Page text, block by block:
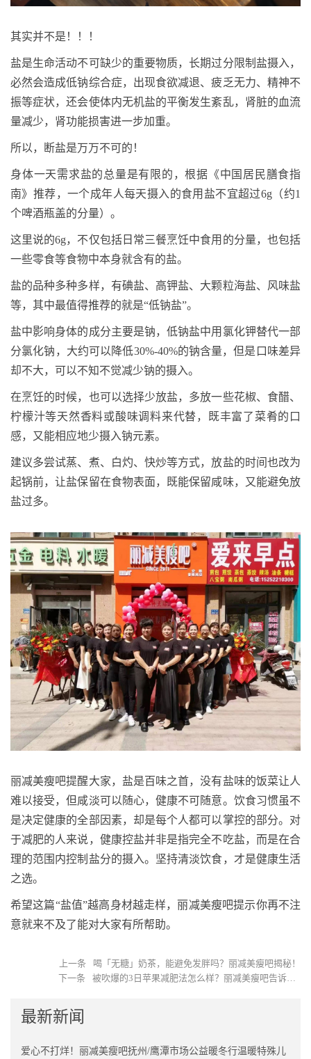
其实并不是！！！
盐是生命活动不可缺少的重要物质，长期过分限制盐摄入，
必然会造成低钠综合症，出现食欲减退、疲乏无力、精神不
振等症状，还会使体内无机盐的平衡发生紊乱，肾脏的血流
量减少，肾功能损害进一步加重。
所以，断盐是万万不可的！
身体一天需求盐的总量是有限的，根据《中国居民膳食指
南》推荐，一个成年人每天摄入的食用盐不宜超过6g（约1
个啤酒瓶盖的分量）。
这里说的6g，不仅包括日常三餐烹饪中食用的分量，也包括
一些零食等食物中本身就含有的盐。
盐的品种多种多样，有碘盐、高钾盐、大颗粒海盐、风味盐
等，其中最值得推荐的就是“低钠盐”。
盐中影响身体的成分主要是钠，低钠盐中用氯化钾替代一部
分氯化钠，大约可以降低30%-40%的钠含量，但是口味差异
却不大，可以不知不觉减少钠的摄入。
在烹饪的时候，也可以选择少放盐，多放一些花椒、食醋、
柠檬汁等天然香料或酸味调料来代替，既丰富了菜肴的口
感，又能相应地少摄入钠元素。
建议多尝试蒸、煮、白灼、快炒等方式，放盐的时间也改为
起锅前，让盐保留在食物表面，既能保留咸味，又能避免放
盐过多。
丽减美瘦吧提醒大家，盐是百味之首，没有盐味的饭菜让人
难以接受，但咸淡可以随心，健康不可随意。饮食习惯虽不
是决定健康的全部因素，却是每个人都可以掌控的部分。对
于减肥的人来说，健康控盐并非是指完全不吃盐，而是在合
理的范围内控制盐分的摄入。坚持清淡饮食，才是健康生活
之选。
希望这篇“盐值”越高身材越走样，丽减美瘦吧提示你再不注
意就来不及了能对大家有所帮助。
上一条
喝「无糖」奶茶，能避免发胖吗？丽减美瘦吧揭秘！
下一条
被吹爆的3日苹果减肥法怎么样？丽减美瘦吧告诉你效果好不好！
最新新闻
爱心不打烊！丽减美瘦吧抚州/鹰潭市场公益暖冬行温暖特殊儿